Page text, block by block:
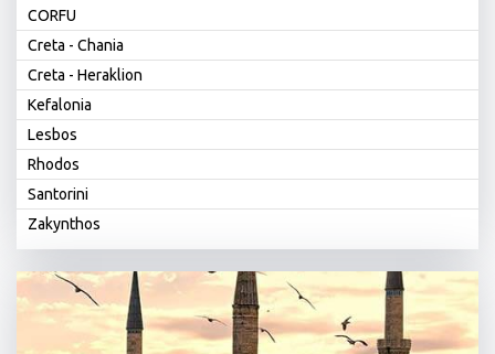
CORFU
Creta - Chania
Creta - Heraklion
Kefalonia
Lesbos
Rhodos
Santorini
Zakynthos